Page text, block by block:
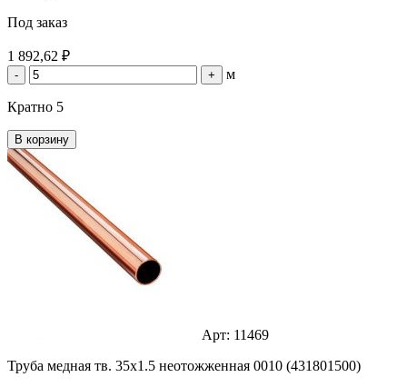
Под заказ
1 892,62 ₽
- + м
Кратно 5
В корзину
Арт: 11469
Труба медная тв. 35х1.5 неотожженная 0010 (431801500)